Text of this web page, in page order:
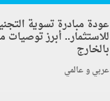
عودة مبادرة تسوية
للاستثمار.. أبرز توصيات
بالخارج
عربي و عالمي